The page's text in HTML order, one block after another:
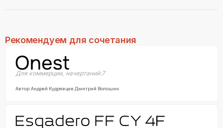
Рекомендуем для сочетания
Для коммерции, начертаний:7
Автор:Андрей Кудрявцев Дмитрий Волошин